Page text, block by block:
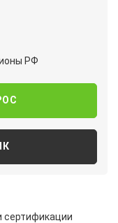
РФ
сертификации